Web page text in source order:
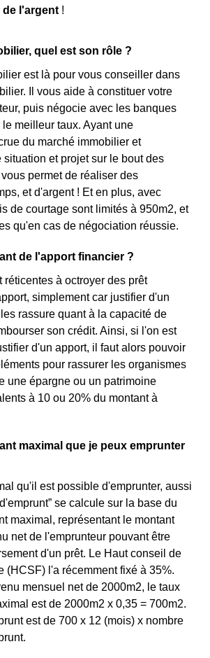
l'argent !
quel est son rôle ?
est là pour vous conseiller dans
Il vous aide à constituer votre
puis négocie avec les banques
meilleur taux. Ayant une
du marché immobilier et
situation et projet sur le bout des
permet de réaliser des
et d'argent ! Et en plus, avec
de courtage sont limités à 950m2, et
qu'en cas de négociation réussie.
de l'apport financier ?
réticentes à octroyer des prêt
simplement car justifier d'un
rassure quant à la capacité de
son crédit. Ainsi, si l'on est
d'un apport, il faut alors pouvoir
pour rassurer les organismes
une épargne ou un patrimoine
à 10 ou 20% du montant à
maximal que je peux emprunter
qu'il est possible d'emprunter, aussi
se calcule sur la base du
maximal, représentant le montant
net de l'emprunteur pouvant être
d'un prêt. Le Haut conseil de
(HCSF) l'a récemment fixé à 35%.
mensuel net de 2000m2, le taux
est de 2000m2 x 0,35 = 700m2.
est de 700 x 12 (mois) x nombre